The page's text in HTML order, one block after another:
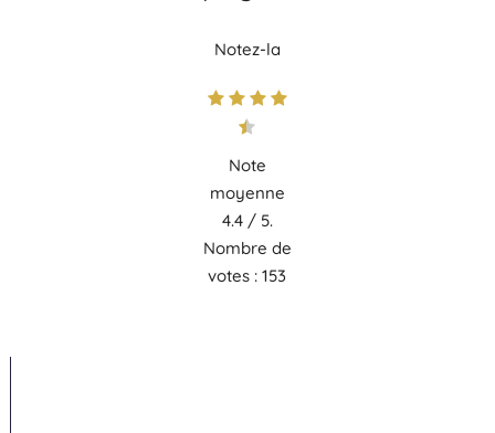
Notez-la
Note
moyenne
4.4/ 5.
Nombre de
votes :153